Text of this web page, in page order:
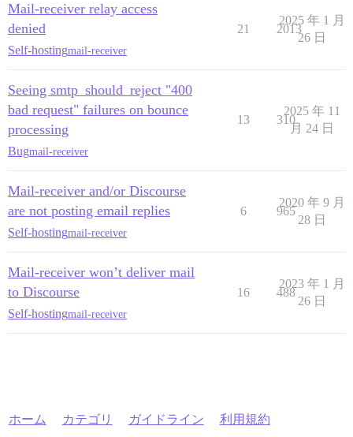
Mail-receiver relay access
denied
Self-hostingmail-receiver
21 2013
2025 年 1 月
26 日
Seeing smtp_should_reject "400
bad request" failures on bounce
processing
Bugmail-receiver
13 310
2025 年 11
月 24 日
Mail-receiver and/or Discourse
are not posting email replies
Self-hostingmail-receiver
6 965
2020 年 9 月
28 日
Mail-receiver won’t deliver mail
to Discourse
Self-hostingmail-receiver
16 488
2023 年 1 月
26 日
ホーム カテゴリ ガイドライン 利用規約